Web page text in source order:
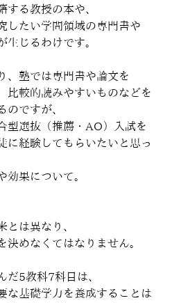
する教授の本や、
したい学問領域の専門書や
生じるわけです。
、塾では専門書や論文を
比較的読みやすいものなどを
のですが、
型選抜（推薦・AO）入試を
に経験してもらいたいと思っ
効果について。
とは異なり、
決めなくてはなりません。
だ5教科7科目は、
な基礎学力を養成することは